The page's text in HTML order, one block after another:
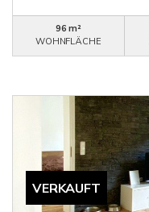
96 m²
WOHNFLÄCHE
VERKAUFT